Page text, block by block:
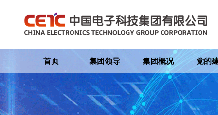
首页 集团领导 集团概况 党的